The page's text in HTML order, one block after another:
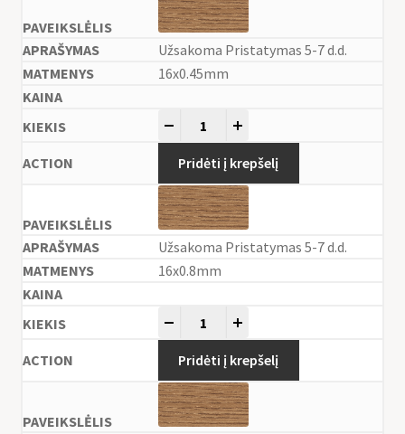
Užsakoma Pristatymas 5-7 d.d.
16x0.45mm
Pridėti į krepšelį
Užsakoma Pristatymas 5-7 d.d.
16x0.8mm
Pridėti į krepšelį